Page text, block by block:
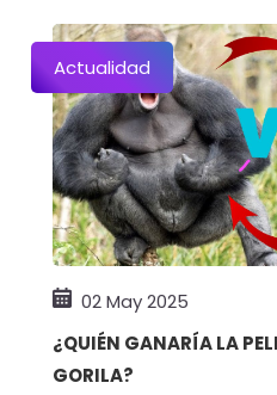
Actualidad
02 May 2025
¿QUIÉN GANARÍA LA
GORILA?